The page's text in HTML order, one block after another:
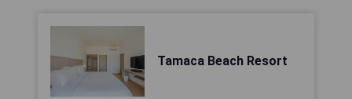
Tamaca Beach Resort